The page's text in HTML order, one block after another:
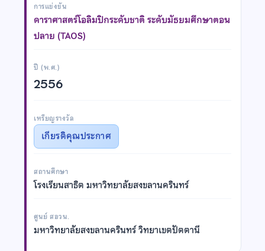
การแข่งขัน
ดาราศาสตร์โอลิมปิกระดับชาติ ระดับมัธยมศึกษาตอน
ปลาย (TAOS)
ปี (พ.ศ.)
2556
เหรียญรางวัล
เกียรติคุณประกาศ
สถานศึกษา
โรงเรียนสาธิต มหาวิทยาลัยสงขลานครินทร์
ศูนย์ สอวน.
มหาวิทยาลัยสงขลานครินทร์ วิทยาเขตปัตตานี